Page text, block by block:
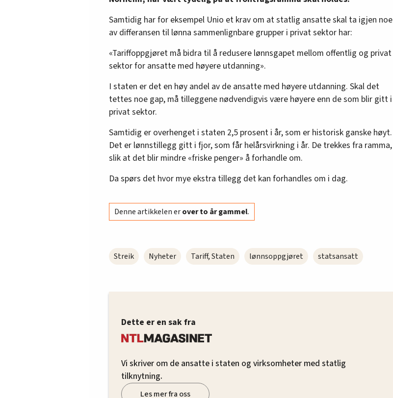
Samtidig har for eksempel Unio et krav om at statlig ansatte skal ta igjen noe
av differansen til lønna sammenlignbare grupper i privat sektor har:
«Tariffoppgjøret må bidra til å redusere lønnsgapet mellom offentlig og privat
sektor for ansatte med høyere utdanning».
I staten er det en høy andel av de ansatte med høyere utdanning. Skal det
tettes noe gap, må tilleggene nødvendigvis være høyere enn de som blir gitt i
privat sektor.
Samtidig er overhenget i staten 2,5 prosent i år, som er historisk ganske høyt.
Det er lønnstillegg gitt i fjor, som får helårsvirkning i år. De trekkes fra ramma,
slik at det blir mindre «friske penger» å forhandle om.
Da spørs det hvor mye ekstra tillegg det kan forhandles om i dag.
Denne artikkelen erover to år gammel.
Streik Nyheter Tariff, Staten lønnsoppgjøret statsansatt
Dette er en sak fra
Vi skriver om de ansatte i staten og virksomheter med statlig
tilknytning.
Les mer fra oss